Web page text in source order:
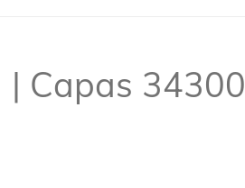
Capas 34300